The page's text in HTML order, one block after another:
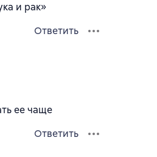
и рак»
Ответить
ее чаще
Ответить